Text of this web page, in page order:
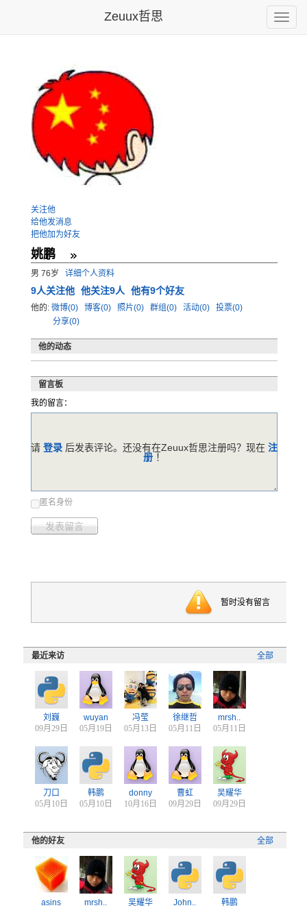
Toggle
Zeuux哲思
关注他
给他发消息
把他加为好友
姚鹏
男 76岁 详细个人资料
9人关注他 他关注9人 他有9个好友
他的: 微博(0) 博客(0) 照片(0) 群组(0) 活动(0)
投票(0)
分享(0)
他的动态
留言板
我的留言：
匿名身份
发表留言
请 登录 后发表评论。还没有在Zeuux哲思注册吗？现在 注
册 ！
暂时没有留言
全部
最近来访
刘巍
09月29日
wuyan
05月19日
冯莹
05月13日
徐继哲
05月11日
mrsh..
05月11日
刀口
05月10日
韩鹏
05月10日
donny
10月16日
曹虹
09月29日
吴耀华
09月29日
全部
他的好友
asins mrsh.. 吴耀华 John.. 韩鹏